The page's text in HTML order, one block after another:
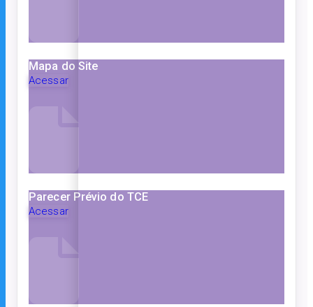
Mapa do Site
Acessar
Parecer Prévio do TCE
Acessar